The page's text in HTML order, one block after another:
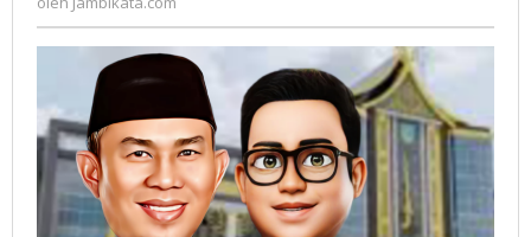
"Kami
Ikut
Menang"